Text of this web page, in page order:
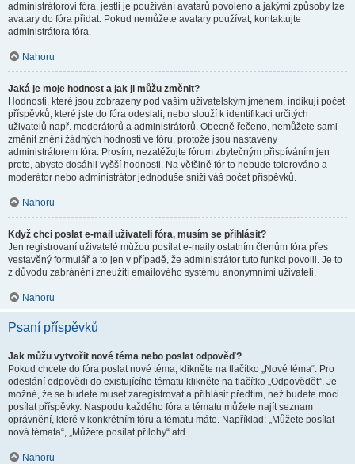
administrátorovi fóra, jestli je používání avatarů povoleno a jakými způsoby lze
avatary do fóra přidat. Pokud nemůžete avatary používat, kontaktujte
administrátora fóra.
Nahoru
Jaká je moje hodnost a jak ji můžu změnit?
Hodnosti, které jsou zobrazeny pod vaším uživatelským jménem, indikují počet
příspěvků, které jste do fóra odeslali, nebo slouží k identifikaci určitých
uživatelů např. moderátorů a administrátorů. Obecně řečeno, nemůžete sami
změnit znění žádných hodností ve fóru, protože jsou nastaveny
administrátorem fóra. Prosím, nezatěžujte fórum zbytečným přispíváním jen
proto, abyste dosáhli vyšší hodnosti. Na většině fór to nebude tolerováno a
moderátor nebo administrátor jednoduše sníží váš počet příspěvků.
Nahoru
Když chci poslat e-mail uživateli fóra, musím se přihlásit?
Jen registrovaní uživatelé můžou posílat e-maily ostatním členům fóra přes
vestavěný formulář a to jen v případě, že administrátor tuto funkci povolil. Je to
z důvodu zabránění zneužití emailového systému anonymními uživateli.
Nahoru
Psaní příspěvků
Jak můžu vytvořit nové téma nebo poslat odpověď?
Pokud chcete do fóra poslat nové téma, klikněte na tlačítko „Nové téma“. Pro
odeslání odpovědi do existujícího tématu klikněte na tlačítko „Odpovědět“. Je
možné, že se budete muset zaregistrovat a přihlásit předtím, než budete moci
posílat příspěvky. Naspodu každého fóra a tématu můžete najít seznam
oprávnění, které v konkrétním fóru a tématu máte. Například: „Můžete posílat
nová témata“, „Můžete posílat přílohy“ atd.
Nahoru